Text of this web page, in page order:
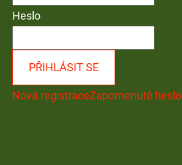
Heslo
PŘIHLÁSIT SE
Nová registraceZapomenuté heslo